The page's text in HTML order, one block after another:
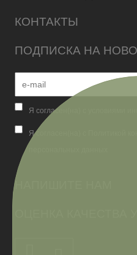
КОНТАКТЫ
ПОДПИСКА НА
Я согласен(на) с условиями
Я согласен(на) с Политикой
НАПИШИТЕ НАМ